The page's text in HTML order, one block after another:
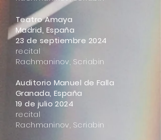
Teatro Amaya
Madrid, España
23 de septiembre 2024
recital
Rachmaninov, Scriabin
Auditorio Manuel de Falla
Granada, España
19 de julio 2024
recital
Rachmaninov, Scriabin